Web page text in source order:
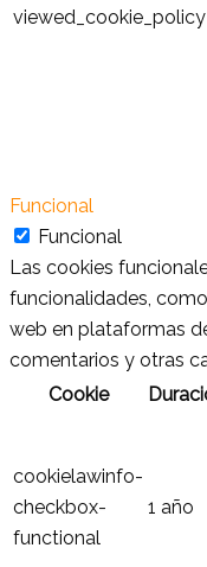
viewed_cookie_policy
Funcional
Funcional
Las cookies
funcionalidades,
web en plataformas
comentarios y otras
Cookie
cookielawinfo-
checkbox-
functional
1 año